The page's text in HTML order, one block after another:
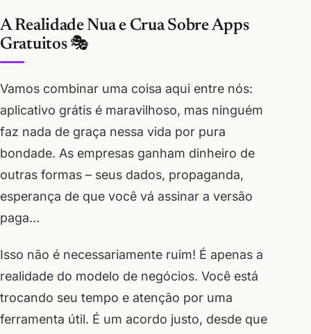
A Realidade Nua e Crua Sobre Apps
Gratuitos 🎭
Vamos combinar uma coisa aqui entre nós:
aplicativo grátis é maravilhoso, mas ninguém
faz nada de graça nessa vida por pura
bondade. As empresas ganham dinheiro de
outras formas – seus dados, propaganda,
esperança de que você vá assinar a versão
paga…
Isso não é necessariamente ruim! É apenas a
realidade do modelo de negócios. Você está
trocando seu tempo e atenção por uma
ferramenta útil. É um acordo justo, desde que